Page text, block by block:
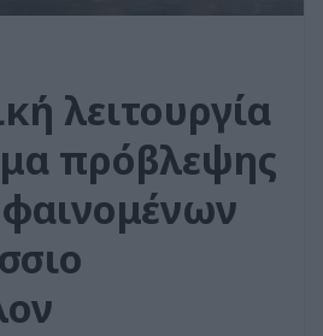
λειτουργία
πρόβλεψης